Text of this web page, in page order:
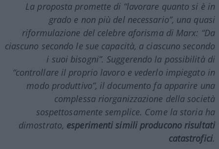
La proposta promette di “lavorare quanto si è in
grado e non più del necessario”, una quasi
riformulazione del celebre aforisma di Marx: “Da
ciascuno secondo le sue capacità, a ciascuno secondo
i suoi bisogni”. Suggerendo la possibilità di
“controllare il proprio lavoro e vederlo impiegato in
modo produttivo”, il documento fa apparire una
complessa riorganizzazione della società
sospettosamente semplice. Come la storia ha
dimostrato, esperimenti simili producono risultati
catastrofici.